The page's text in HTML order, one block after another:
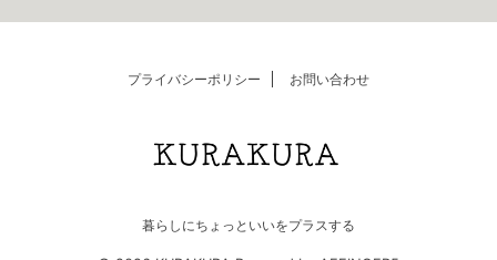
プライバシーポリシー お問い合わせ
暮らしにちょっといいをプラスする